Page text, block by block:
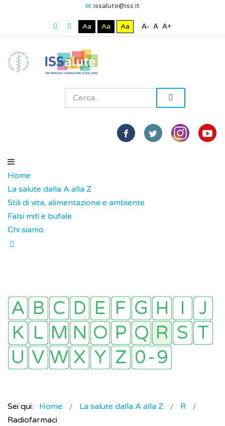
issalute@iss.it
Aa Aa Aa A- A A+
Home
La salute dalla A alla Z
Stili di vita, alimentazione e ambiente
Falsi miti e bufale
Chi siamo
Sei qui: Home La salute dalla A alla Z
R
Radiofarmaci